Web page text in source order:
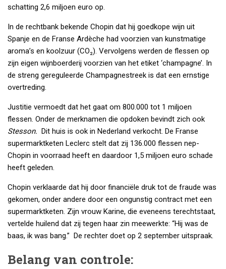
schatting 2,6 miljoen euro op.
In de rechtbank bekende Chopin dat hij goedkope wijn uit
Spanje en de Franse Ardèche had voorzien van kunstmatige
aroma’s en koolzuur (CO₂). Vervolgens werden de flessen op
zijn eigen wijnboerderij voorzien van het etiket ‘champagne’. In
de streng gereguleerde Champagnestreek is dat een ernstige
overtreding.
Justitie vermoedt dat het gaat om 800.000 tot 1 miljoen
flessen. Onder de merknamen die opdoken bevindt zich ook
Stesson. Dit huis is ook in Nederland verkocht. De Franse
supermarktketen Leclerc stelt dat zij 136.000 flessen nep-
Chopin in voorraad heeft en daardoor 1,5 miljoen euro schade
heeft geleden.
Chopin verklaarde dat hij door financiële druk tot de fraude was
gekomen, onder andere door een ongunstig contract met een
supermarktketen. Zijn vrouw Karine, die eveneens terechtstaat,
vertelde huilend dat zij tegen haar zin meewerkte: “Hij was de
baas, ik was bang.” De rechter doet op 2 september uitspraak.
Belang van controle: